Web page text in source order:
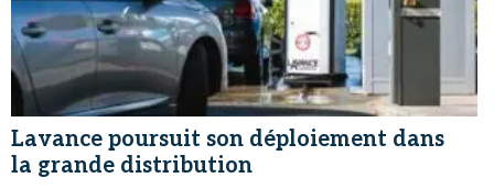
Lavance poursuit son déploiement dans
la grande distribution